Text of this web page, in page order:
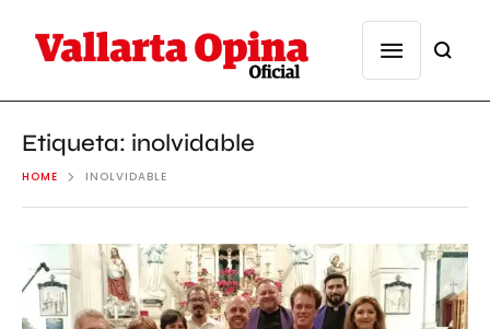
Etiqueta: inolvidable
HOME INOLVIDABLE